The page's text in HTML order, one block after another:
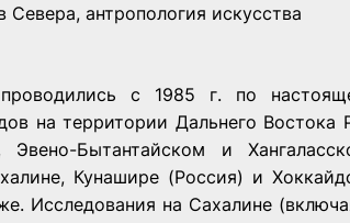
антропология искусства
проводились с 1985 г. по
на территории Дальнего Востока
­Бытантайском и
Кунашире (Россия) и
Исследования на Сахалине